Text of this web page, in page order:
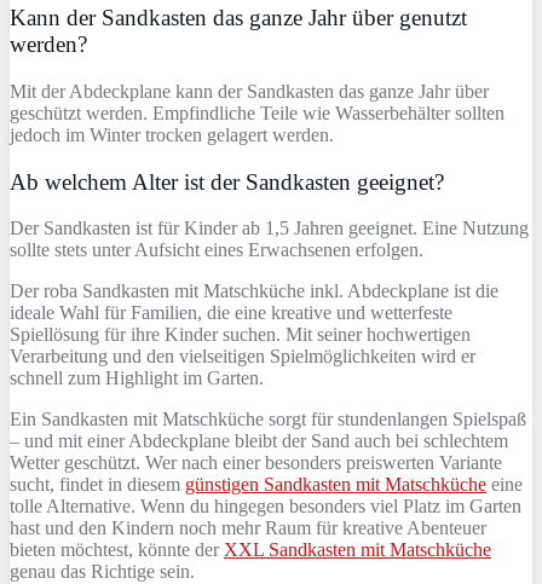
Kann der Sandkasten das ganze Jahr über genutzt
werden?
Mit der Abdeckplane kann der Sandkasten das ganze Jahr über
geschützt werden. Empfindliche Teile wie Wasserbehälter sollten
jedoch im Winter trocken gelagert werden.
Ab welchem Alter ist der Sandkasten geeignet?
Der Sandkasten ist für Kinder ab 1,5 Jahren geeignet. Eine Nutzung
sollte stets unter Aufsicht eines Erwachsenen erfolgen.
Der roba Sandkasten mit Matschküche inkl. Abdeckplane ist die
ideale Wahl für Familien, die eine kreative und wetterfeste
Spiellösung für ihre Kinder suchen. Mit seiner hochwertigen
Verarbeitung und den vielseitigen Spielmöglichkeiten wird er
schnell zum Highlight im Garten.
Ein Sandkasten mit Matschküche sorgt für stundenlangen Spielspaß
– und mit einer Abdeckplane bleibt der Sand auch bei schlechtem
Wetter geschützt. Wer nach einer besonders preiswerten Variante
sucht, findet in diesem günstigen Sandkasten mit Matschküche eine
tolle Alternative. Wenn du hingegen besonders viel Platz im Garten
hast und den Kindern noch mehr Raum für kreative Abenteuer
bieten möchtest, könnte der XXL Sandkasten mit Matschküche
genau das Richtige sein.